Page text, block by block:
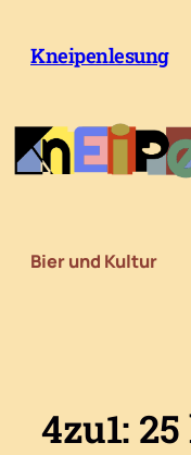
Inhalt
springen
Kneipenlesung
Bier und Kultur
4zu1: